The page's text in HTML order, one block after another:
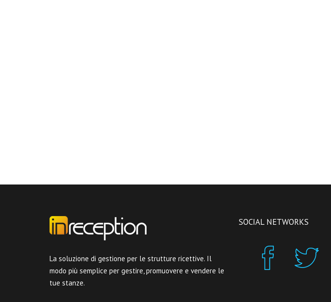
La soluzione di gestione per le strutture ricettive. Il
modo più semplice per gestire, promuovere e vendere le
tue stanze.
SOCIAL NETWORKS